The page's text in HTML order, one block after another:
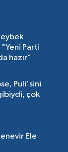
Parti
hazır"
Puli'sini
çok
Ele